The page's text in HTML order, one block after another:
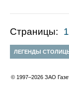
Страницы: 1
ЛЕГЕНДЫ
© 1997–2026 ЗАО